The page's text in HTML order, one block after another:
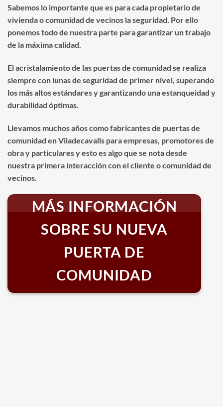
Sabemos lo importante que es para cada propietario de
vivienda o comunidad de vecinos la seguridad. Por ello
ponemos todo de nuestra parte para garantizar un trabajo
de la máxima calidad.
El acristalamiento de las puertas de comunidad se realiza
siempre con lunas de seguridad de primer nivel, superando
los más altos estándares y garantizando una estanqueidad y
durabilidad óptimas.
Llevamos muchos años como fabricantes de puertas de
comunidad en Viladecavalls para empresas, promotores de
obra y particulares y esto es algo que se nota desde
nuestra primera interacción con el cliente o comunidad de
vecinos.
MÁS INFORMACIÓN
SOBRE SU NUEVA
PUERTA DE
COMUNIDAD